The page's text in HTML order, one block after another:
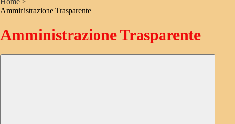
Home >
Amministrazione Trasparente
Amministrazione Trasparente